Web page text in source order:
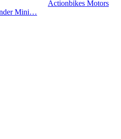
Actionbikes Motors
Mini…